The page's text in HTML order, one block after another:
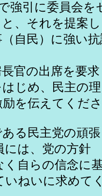
強引に委員会
、それを提案し
民）に強い抗
の出席を要求
じめ、民主の理
を伝えてくだ
民主党の頑張
には、党の方針
自らの信念に
いねいに求めて